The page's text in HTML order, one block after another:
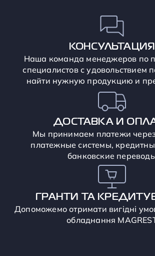
КОНСУЛЬТАЦИЯ
Наша команда менеджеров по
специалистов с удовольствием
найти нужную продукцию и
ДОСТАВКА И
Мы принимаем платежи
платежные системы,
банковские
ГРАНТИ ТА
Допоможемо отримати вигідні
обладнання